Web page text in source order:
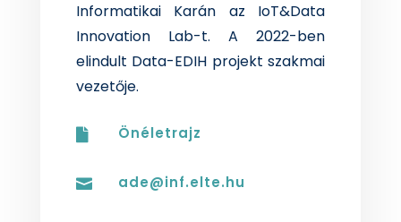
Informatikai Karán az IoT&Data
Innovation Lab-t. A 2022-ben
elindult Data-EDIH projekt szakmai
vezetője.
 Önéletrajz
 ade@inf.elte.hu